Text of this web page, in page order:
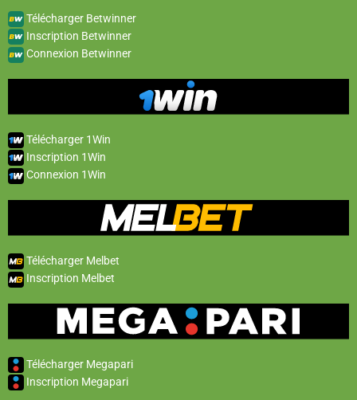
Télécharger Betwinner
Inscription Betwinner
Connexion Betwinner
Télécharger 1Win
Inscription 1Win
Connexion 1Win
Télécharger Melbet
Inscription Melbet
Télécharger Megapari
Inscription Megapari